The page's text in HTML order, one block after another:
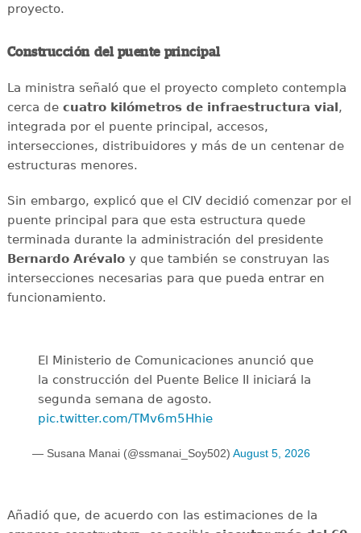
proyecto.
Construcción del puente principal
La ministra señaló que el proyecto completo contempla
cerca de cuatro kilómetros de infraestructura vial,
integrada por el puente principal, accesos,
intersecciones, distribuidores y más de un centenar de
estructuras menores.
Sin embargo, explicó que el CIV decidió comenzar por el
puente principal para que esta estructura quede
terminada durante la administración del presidente
Bernardo Arévaloy que también se construyan las
intersecciones necesarias para que pueda entrar en
funcionamiento.
El Ministerio de Comunicaciones anunció que
la construcción del Puente Belice II iniciará la
segunda semana de agosto.
pic.twitter.com/TMv6m5Hhie
— Susana Manai (@ssmanai_Soy502) August 5, 2026
Añadió que, de acuerdo con las estimaciones de la